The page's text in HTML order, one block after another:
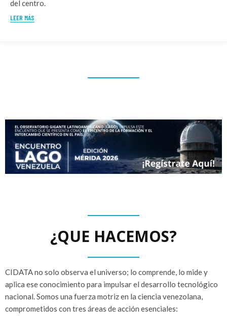
del centro.
LEER MÁS
¿QUE HACEMOS?
CIDATA no solo observa el universo; lo comprende, lo mide y
aplica ese conocimiento para impulsar el desarrollo tecnológico
nacional. Somos una fuerza motriz en la ciencia venezolana,
comprometidos con tres áreas de acción esenciales: